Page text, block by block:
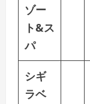
ゾー
ト&ス
パ
シギ
ラベ